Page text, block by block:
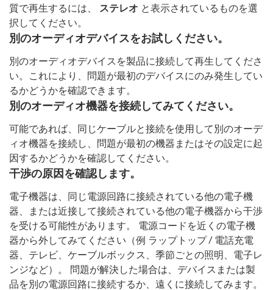
質で再生するには、
ステレオ と表示されているものを選
択してください。
別のオーディオデバイスをお試しください。
別のオーディオデバイスを製品に接続して再生してくださ
い。これにより、問題が最初のデバイスにのみ発生してい
るかどうかを確認できます。
別のオーディオ機器を接続してみてください。
可能であれば、同じケーブルと接続を使用して別のオーデ
ィオ機器を接続し、問題が最初の機器またはその設定に起
因するかどうかを確認してください。
干渉の原因を確認します。
電子機器は、同じ電源回路に接続されている他の電子機
器、または近接して接続されている他の電子機器から干渉
を受ける可能性があります。 電源コードを近くの電子機
器から外してみてください（例 ラップトップ / 電話充電
器、テレビ、ケーブルボックス、季節ごとの照明、電子レ
ンジなど）。 問題が解決した場合は、デバイスまたは製
品を別の電源回路に接続するか、遠くに接続してみます。